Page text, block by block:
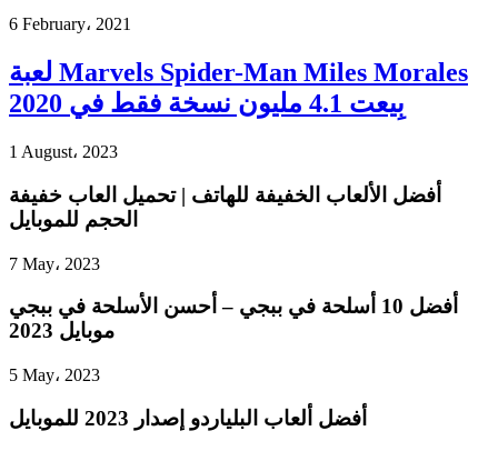
6 February، 2021
لعبة Marvels Spider-Man Miles Morales
بِيعت 4.1 مليون نسخة فقط في 2020
1 August، 2023
أفضل الألعاب الخفيفة للهاتف | تحميل العاب خفيفة
الحجم للموبايل
7 May، 2023
أفضل 10 أسلحة في ببجي – أحسن الأسلحة في ببجي
موبايل 2023
5 May، 2023
أفضل ألعاب البلياردو إصدار 2023 للموبايل